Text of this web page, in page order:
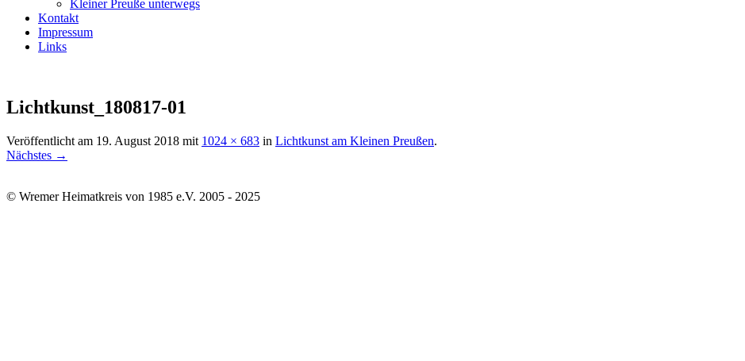
Kleiner Preuße unterwegs
Kontakt
Impressum
Links
Lichtkunst_180817-01
Veröffentlicht am 19. August 2018 mit 1024 × 683 in Lichtkunst am Kleinen Preußen.
Nächstes →
© Wremer Heimatkreis von 1985 e.V. 2005 - 2025